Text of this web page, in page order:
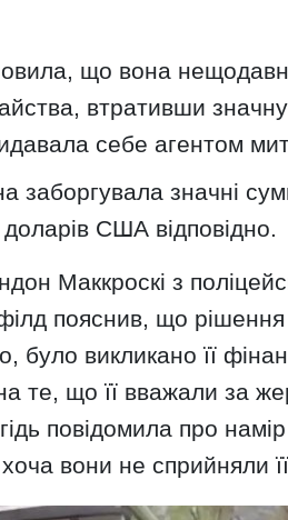
що вона
втративши
себе агентом
заборгувала значні
США відповідно.
Маккроскі з
пояснив, що
було викликано її
те, що її вважали за
повідомила про
вони не сприйняли